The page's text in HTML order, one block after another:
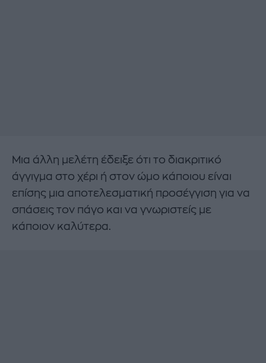
Μια άλλη μελέτη έδειξε ότι το διακριτικό
άγγιγμα στο χέρι ή στον ώμο κάποιου είναι
επίσης μια αποτελεσματική προσέγγιση για να
σπάσεις τον πάγο και να γνωριστείς με
κάποιον καλύτερα.